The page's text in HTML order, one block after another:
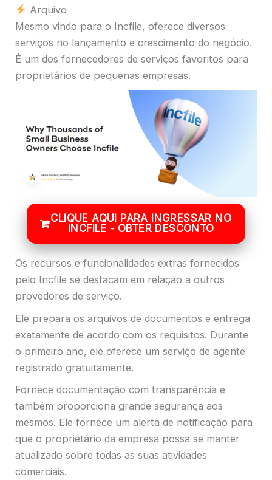
Arquivo
Mesmo vindo para o Incfile, oferece diversos
serviços no lançamento e crescimento do negócio.
É um dos fornecedores de serviços favoritos para
proprietários de pequenas empresas.
CLIQUE AQUI PARA INGRESSAR NO
INCFILE - OBTER DESCONTO
Os recursos e funcionalidades extras fornecidos
pelo Incfile se destacam em relação a outros
provedores de serviço.
Ele prepara os arquivos de documentos e entrega
exatamente de acordo com os requisitos. Durante
o primeiro ano, ele oferece um serviço de agente
registrado gratuitamente.
Fornece documentação com transparência e
também proporciona grande segurança aos
mesmos. Ele fornece um alerta de notificação para
que o proprietário da empresa possa se manter
atualizado sobre todas as suas atividades
comerciais.